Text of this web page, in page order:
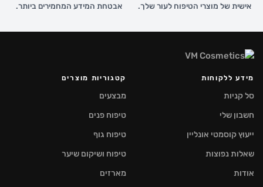
אישית של מוצרי הטיפוח לעור שלך.
אבטחת המידע המחמירים ביותר.
מידע ללקוחות
סל קניות
חשבון שלי
ייעוץ קוסמטי אונליין
שאלות נפוצות
אודות
קטגוריות מוצרים
מבצעים
טיפוח פנים
טיפוח גוף
טיפוח ושיקום שיער
מארזים